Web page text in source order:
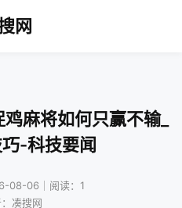
网
麻将如何只赢不输_
-科技要闻
08-06｜阅读：1
凑搜网